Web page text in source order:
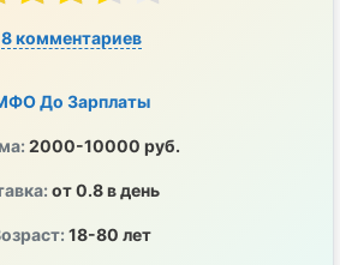
8 комментариев
До Зарплаты
2000-10000 руб.
от 0.8 в день
18-80 лет